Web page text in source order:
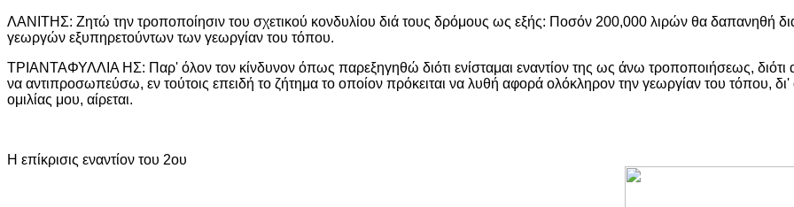
ΛΑΝΙΤΗΣ: Ζητώ την τροποποίησιν του σχετικού κονδυλίου διά τους δρόμους ως εξής: Ποσόν 200,000 λιρών θα δαπανηθή
γεωργών εξυπηρετούντων των γεωργίαν του τόπου.
ΤΡΙΑΝΤΑΦΥΛΛΙΑ ΗΣ: Παρ' όλον τον κίνδυνον όπως παρεξηγηθώ διότι ενίσταμαι εναντίον της ως άνω τροποποιήσεως, διότι
να αντιπροσωπεύσω, εν τούτοις επειδή το ζήτημα το οποίον πρόκειται να λυθή αφορά ολόκληρον την γεωργίαν του τόπου,
ομιλίας μου, αίρεται.
Η επίκρισις εναντίον του 2ου